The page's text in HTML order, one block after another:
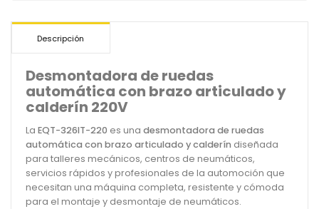
Descripción
Desmontadora de ruedas
automática con brazo articulado y
calderín 220V
La EQT-326IT-220 es una desmontadora de ruedas
automática con brazo articulado y calderín diseñada
para talleres mecánicos, centros de neumáticos,
servicios rápidos y profesionales de la automoción que
necesitan una máquina completa, resistente y cómoda
para el montaje y desmontaje de neumáticos.